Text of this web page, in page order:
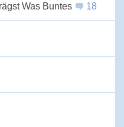
Was Buntes
18